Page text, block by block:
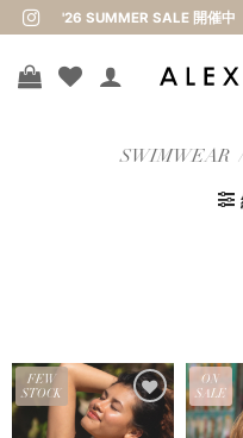
Skip
to
content
'26 SUMMER SALE 開催中
SWIMWEAR /
FEW
STOCK
に入
ON
SALE